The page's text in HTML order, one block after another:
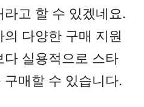
고 할 수 있겠네요.
다양한 구매 지원
실용적으로 스타
매할 수 있습니다.